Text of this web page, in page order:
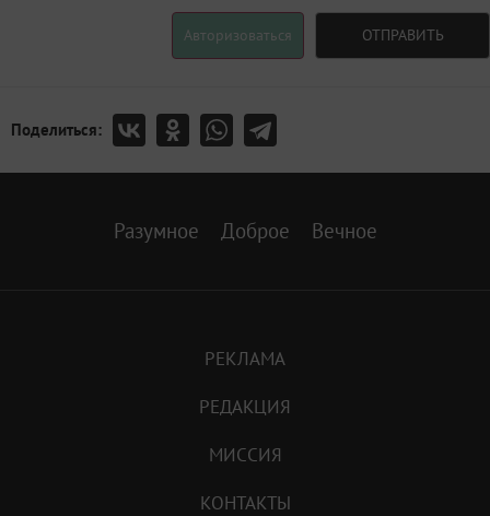
Авторизоваться ОТПРАВИТЬ
Поделиться:
Разумное Доброе Вечное
РЕКЛАМА
РЕДАКЦИЯ
МИССИЯ
КОНТАКТЫ